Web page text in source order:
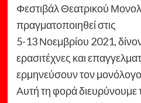
Φεστιβάλ Θεατρικού
πραγματοποιηθεί στις
5-13 Νοεμβρίου 2021,
ερασιτέχνες και
ερμηνεύσουν τον
Αυτή τη φορά